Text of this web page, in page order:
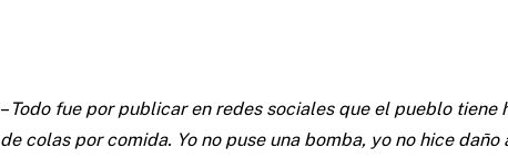
– Todo fue por publicar en redes sociales que el pueblo
de colas por comida. Yo no puse una bomba, yo no hice